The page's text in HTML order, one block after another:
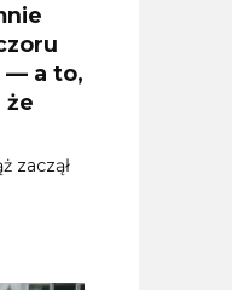
— a to,
że
zaczął